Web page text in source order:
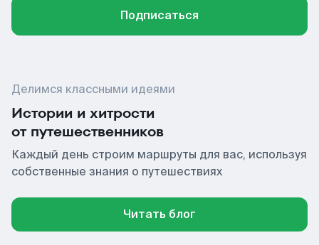
Подписаться
Делимся классными идеями
Истории и хитрости
от путешественников
Каждый день строим маршруты для вас, используя
собственные знания о путешествиях
Читать блог